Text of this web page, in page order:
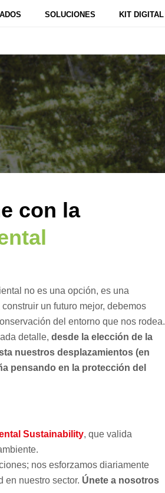
SOLUCIONES KIT DIGITAL
con la
no es una opción, es una
un futuro mejor, debemos
del entorno que nos rodea.
detalle, desde la elección de la
nuestros desplazamientos (en
pensando en la protección del
Sustainability, que valida
nos esforzamos diariamente
en nuestro sector. Únete a nosotros